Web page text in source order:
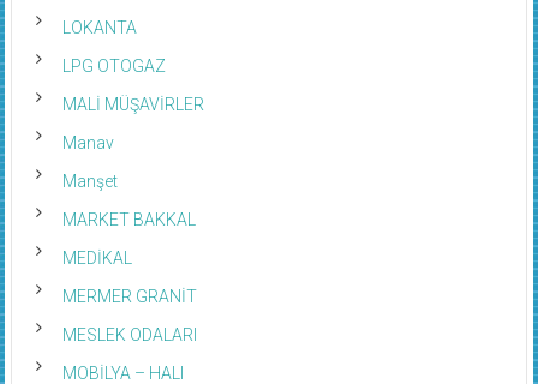
LOKANTA
LPG OTOGAZ
MALİ MÜŞAVİRLER
Manav
Manşet
MARKET BAKKAL
MEDİKAL
MERMER GRANİT
MESLEK ODALARI
MOBİLYA – HALI